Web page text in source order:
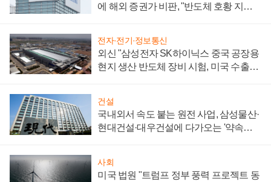
에 해외 증권가 비판, "반도체 호황 지속
전자·전기·정보통신
외신 "삼성전자 SK하이닉스 중국 공장용
현지 생산 반도체 장비 시험, 미국 수출통
건설
국내외서 속도 붙는 원전 사업, 삼성물산·
현대건설·대우건설에 다가오는 '약속의
사회
미국 법원 "트럼프 정부 풍력 프로젝트 동